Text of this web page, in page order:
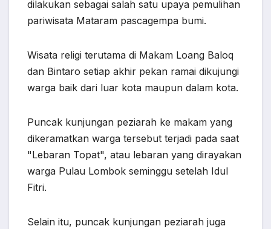
dilakukan sebagai salah satu upaya pemulihan
pariwisata Mataram pascagempa bumi.
Wisata religi terutama di Makam Loang Baloq
dan Bintaro setiap akhir pekan ramai dikujungi
warga baik dari luar kota maupun dalam kota.
Puncak kunjungan peziarah ke makam yang
dikeramatkan warga tersebut terjadi pada saat
"Lebaran Topat", atau lebaran yang dirayakan
warga Pulau Lombok seminggu setelah Idul
Fitri.
Selain itu, puncak kunjungan peziarah juga